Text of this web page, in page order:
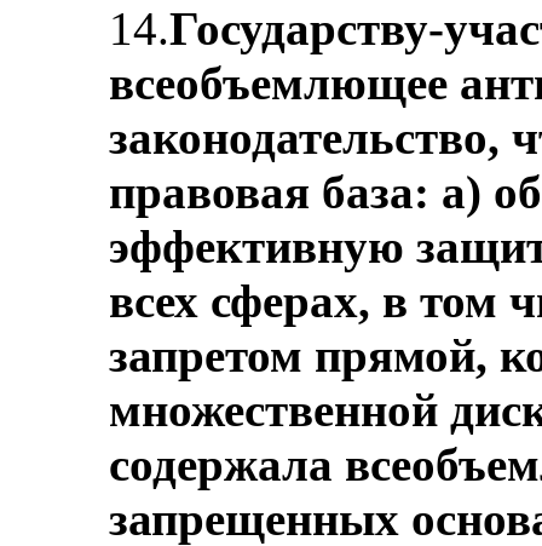
14.Государству-
всеобъемлющее
законодательство,
правовая база: а)
эффективную
всех сферах, в том
запретом прямой,
множественной
содержала
запрещенных